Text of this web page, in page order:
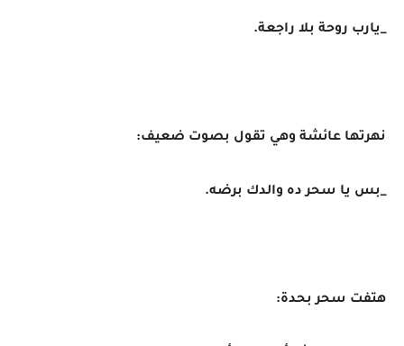
_يارب روحة بلا راجعة.
نهرتها عائشة وهي تقول بصوت ضعيف:
_بس يا سحر ده والدك برضه.
هتفت سحر بحدة: